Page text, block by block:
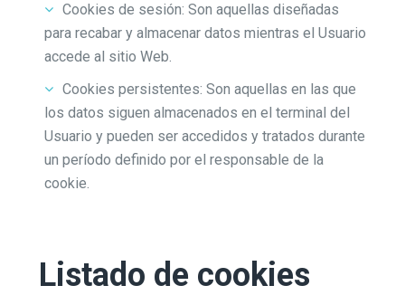
Cookies de sesión: Son aquellas diseñadas
para recabar y almacenar datos mientras el Usuario
accede al sitio Web.
Cookies persistentes: Son aquellas en las que
los datos siguen almacenados en el terminal del
Usuario y pueden ser accedidos y tratados durante
un período definido por el responsable de la
cookie.
Listado de cookies